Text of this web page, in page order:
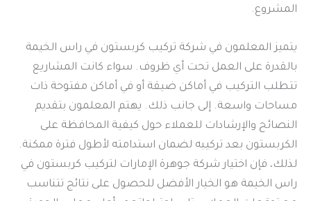
المشروع.
يتميز المعلمون في شركة تركيب كربستون في راس الخيمة
بالقدرة على العمل تحت أي ظروف. سواء كانت المشاريع
تتطلب التركيب في أماكن ضيقة أو في أماكن مفتوحة ذات
مساحات واسعة. إلى جانب ذلك. يهتم المعلمون بتقديم
النصائح والإرشادات للعملاء حول كيفية المحافظة على
الكربستون بعد تركيبه لضمان استدامته لأطول فترة ممكنة.
لذلك، فإن اختيار شركة جوهرة الإمارات لتركيب كربستون في
راس الخيمة هو الخيار الأفضل للحصول على نتائج تتناسب